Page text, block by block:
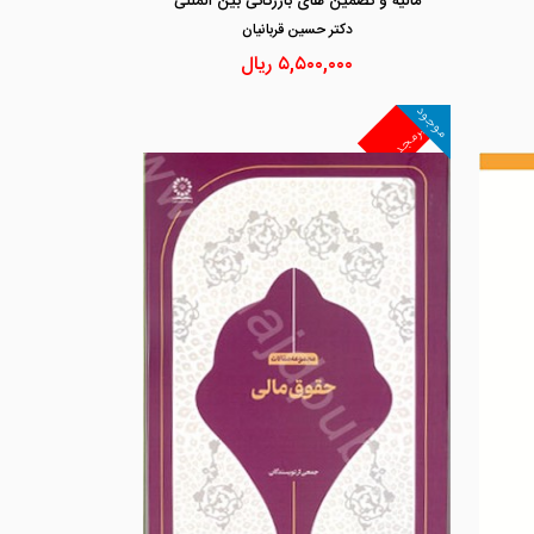
دكتر حسين قربانيان
۵,۵۰۰,۰۰۰ ریال
غیرمجد
موجود